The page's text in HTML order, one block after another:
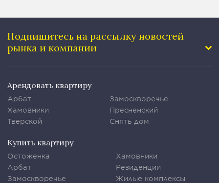
Подпишитесь на рассылку новостей
рынка и компании
Арендовать квартиру
Арбат
Хамовники
Тверской
Замоскворечье
Пресненский
Снять дом
Купить квартиру
Остоженка
Арбат
Замоскворечье
Хамовники
Резиденции
Жилые комплексы